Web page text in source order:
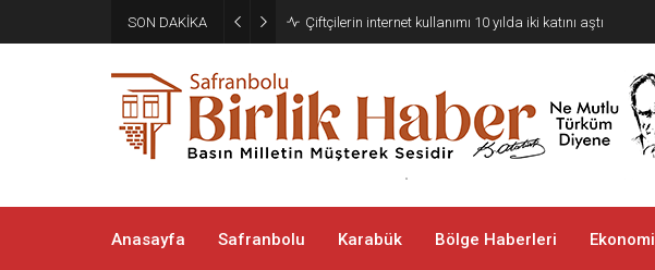
SON DAKİKA Çiftçilerin internet kullanımı 10 yılda iki katını aştı
Anasayfa Safranbolu Karabük Bölge Haberleri Ekonomi